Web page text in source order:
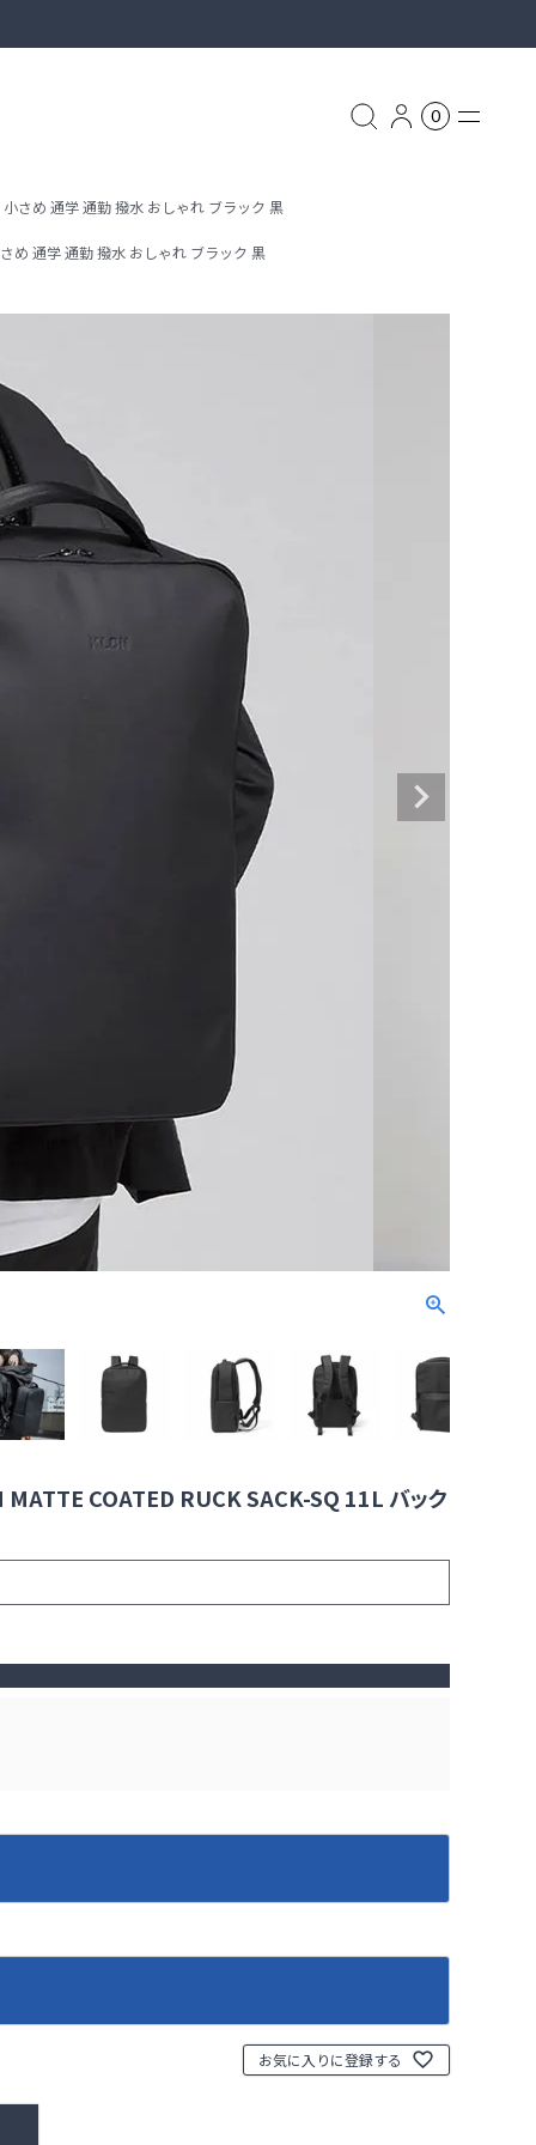
CASTELBAJAC
ュック
0
小さめ 通学 通勤 撥水 おしゃれ ブラック 黒
め 通学 通勤 撥水 おしゃれ ブラック 黒
MATTE COATED RUCK SACK-SQ 11L バック
お気に入りに登録する